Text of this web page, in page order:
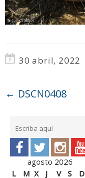
30 abril, 2022
← DSCN0408
agosto 2026
L
M X J V S D